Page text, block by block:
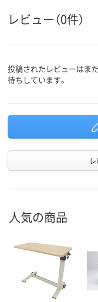
カラーグ
ループ
グリーン系
レビュー（0件）
投稿されたレビューはま
待ちしています。
人気の商品